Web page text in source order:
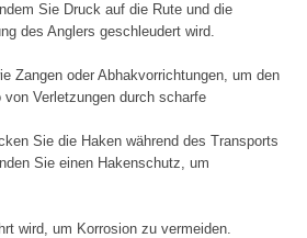
Sie Druck auf die Rute und die
des Anglers geschleudert wird.
Zangen oder Abhakvorrichtungen, um den
Verletzungen durch scharfe
Sie die Haken während des Transports
Sie einen Hakenschutz, um
wird, um Korrosion zu vermeiden.